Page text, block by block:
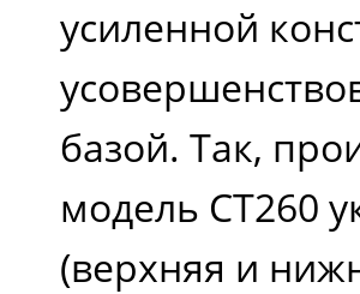
Ходовые
гидролиния
усиленной
базой. Так,
модель CT260
(верхняя и